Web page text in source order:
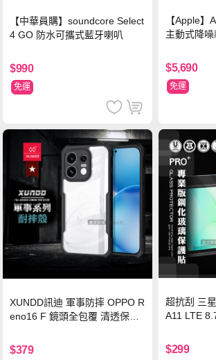
【中華員購】soundcore Select
4 GO 防水可攜式藍牙喇叭
$990
免運
【Apple
主動式降噪
$5,690
免運
XUNDD訊迪 軍事防摔 OPPO R
eno16 F 鏡頭全包覆 清透保護
$379
超抗刮 三
A11 LTE
$299